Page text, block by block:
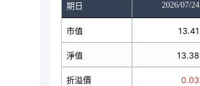
期日 2026/07/24
市值
淨值
折溢價
13.41
13.38
0.03